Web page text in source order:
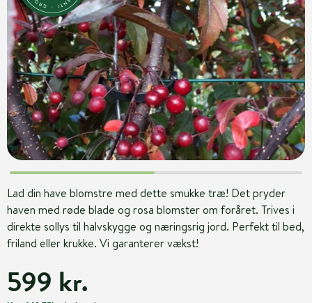
Lad din have blomstre med dette smukke træ! Det pryder
haven med røde blade og rosa blomster om foråret. Trives i
direkte sollys til halvskygge og næringsrig jord. Perfekt til bed,
friland eller krukke. Vi garanterer vækst!
599 kr.